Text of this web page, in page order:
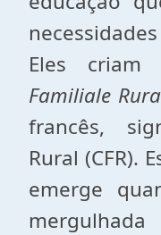
Eles
Familiale
francês,
Rural (CFR).
emerge